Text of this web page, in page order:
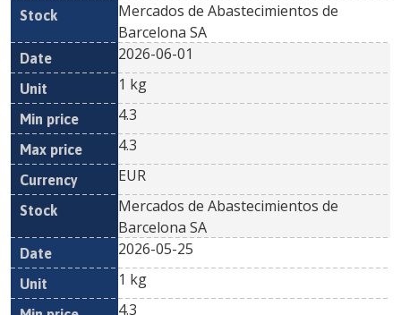
Mercados de Abastecimientos de
Barcelona SA
2026-06-01
1 kg
4.3
4.3
EUR
Mercados de Abastecimientos de
Barcelona SA
2026-05-25
1 kg
4.3